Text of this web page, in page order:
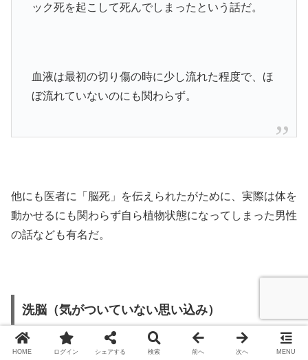
ック死を起こして死んでしまったという話だ。
血液は最初の切り傷の時に少し流れた程度で、ほ
ぼ流れていないのにも関わらず。
他にも医者に「脳死」を伝えられたがために、実際は体を
動かせるにも関わらず自ら植物状態になってしまった男性
の話なども有名だ。
洗脳（気がついていない思い込み）
HOME ログイン シェアする 検索 前へ 次へ MENU